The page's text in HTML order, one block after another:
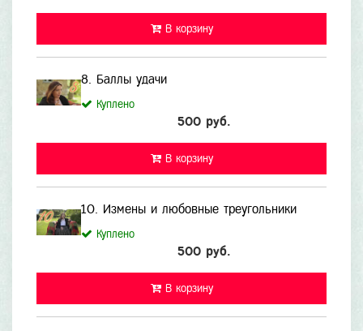
В корзину
8. Баллы удачи
Куплено
500 руб.
В корзину
10. Измены и любовные треугольники
Куплено
500 руб.
В корзину